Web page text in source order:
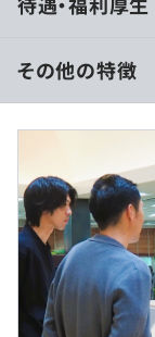
・入社時、各種階
・資格取得支援制
など
プロジェクトご
社員数：440名
※2026年4月1日
〈想定年収549
■月給：31万〜
・基本給：31万
※想定年収は残
※固定残業代（み
は別途全額支給
※経験・能力を
その他の特徴